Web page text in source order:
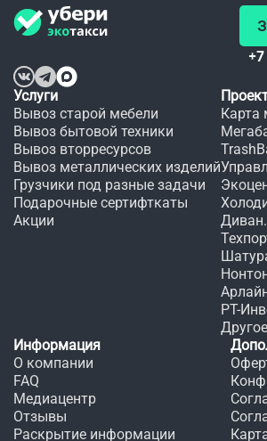
Спасибо!!!
Услуги
Вывоз старой мебели
Вывоз бытовой техники
Вывоз вторресурсов
Вывоз металлических изделий
Грузчики под разные задачи
Подарочные сертифткаты
Акции
Карта
РТ-
Информация
О компании
FAQ
Медиацентр
Отзывы
Раскрытие информации